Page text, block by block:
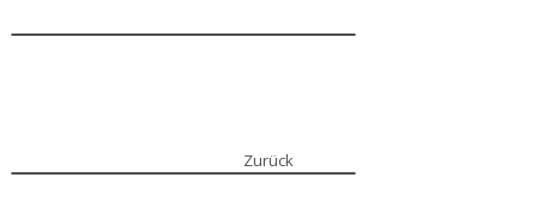
Zurück